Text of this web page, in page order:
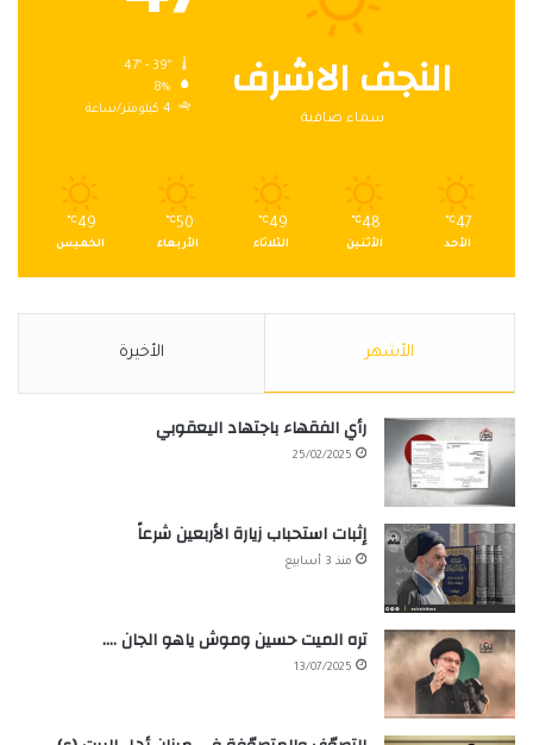
النجف الاشرف
سماء صافية
8%
4 كيلومتر/ساعة
47
℃
الأحد
48
℃
الأثنين
49
℃
الثلاثاء
50
℃
الأربعاء
49
℃
الخميس
الأشهر الأخيرة
رأي الفقهاء باجتهاد اليعقوبي
25/02/2025
إثبات استحباب زيارة الأربعين شرعاً
منذ 3 أسابيع
تره الميت حسين وموش ياهو الجان ….
13/07/2025